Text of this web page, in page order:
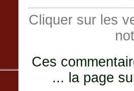
Cliquer sur les
Ces
... la page